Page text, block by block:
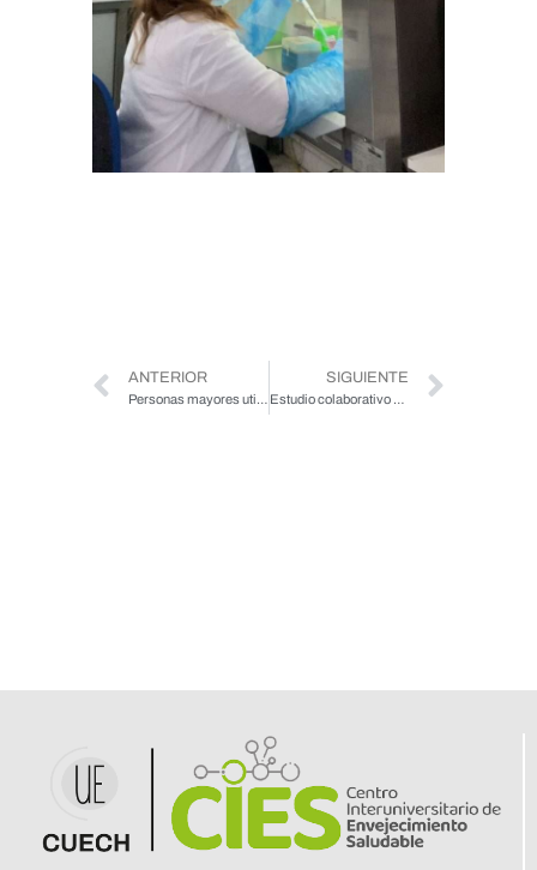
ANTERIOR
Personas mayores utilizan aplicación móvil en salud oral como recurso de aprendizaje
SIGUIENTE
Estudio colaborativo del CIES y la Universidad de Antofagasta revela importancia de la alimentación equilibrada en personas mayores